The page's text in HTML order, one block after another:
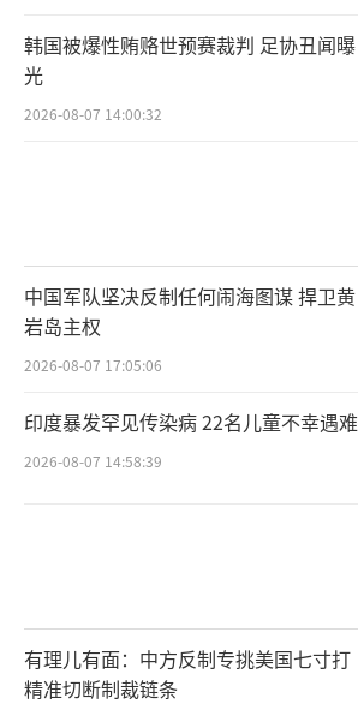
韩国被爆性贿赂世预赛裁判 足协丑闻曝
光
2026-08-07 14:00:32
中国军队坚决反制任何闹海图谋 捍卫黄
岩岛主权
2026-08-07 17:05:06
印度暴发罕见传染病 22名儿童不幸遇难
2026-08-07 14:58:39
有理儿有面：中方反制专挑美国七寸打
精准切断制裁链条